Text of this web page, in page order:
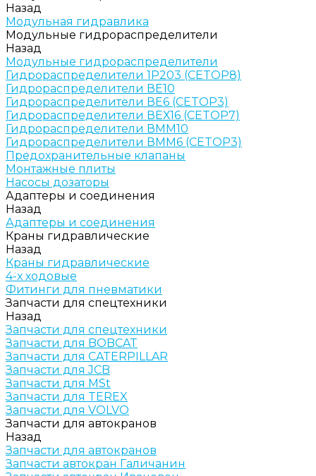
Назад
Модульная гидравлика
Модульные гидрораспределители
Назад
Модульные гидрораспределители
Гидрораспределители 1Р203 (CETOP8)
Гидрораспределители ВЕ10
Гидрораспределители ВЕ6 (CETOP3)
Гидрораспределители ВЕХ16 (CETOP7)
Гидрораспределители ВММ10
Гидрораспределители ВММ6 (CETOP3)
Предохранительные клапаны
Монтажные плиты
Насосы дозаторы
Адаптеры и соединения
Назад
Адаптеры и соединения
Краны гидравлические
Назад
Краны гидравлические
4-х ходовые
Фитинги для пневматики
Запчасти для спецтехники
Назад
Запчасти для спецтехники
Запчасти для BOBCAT
Запчасти для CATERPILLAR
Запчасти для JCB
Запчасти для MSt
Запчасти для TEREX
Запчасти для VOLVO
Запчасти для автокранов
Назад
Запчасти для автокранов
Запчасти автокран Галичанин